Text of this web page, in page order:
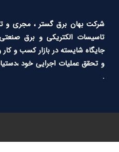
شرکت بهان برق گستر ، مجری و
تاسیسات الکتریکی و برق
جایگاه شایسته در بازار کسب و
و تحقق عملیات اجرایی خود
.